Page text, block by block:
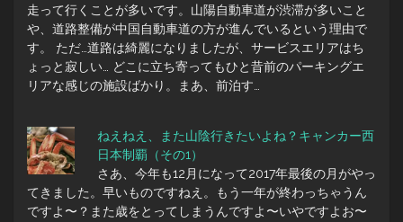
走って行くことが多いです。山陽自動車道が渋滞が多いこと
や、道路整備が中国自動車道の方が進んでいるという理由で
す。 ただ…道路は綺麗になりましたが、サービスエリアはち
ょっと寂しい… どこに立ち寄ってもひと昔前のパーキングエ
リアな感じの施設ばかり。まあ、前泊す…
ねえねえ、また山陰行きたいよね？キャンカー西
日本制覇（その1）
さあ、今年も12月になって2017年最後の月がやっ
てきました。早いものですねえ。もう一年が終わっちゃうん
ですよ〜？また歳をとってしまうんですよ〜いやですよお〜